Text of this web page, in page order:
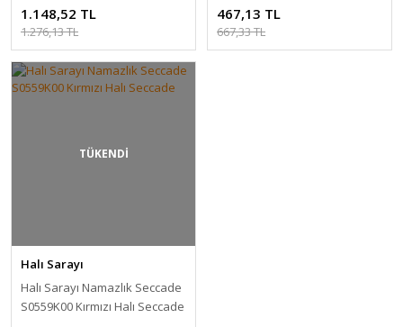
1.148,52 TL
1.276,13 TL
467,13 TL
667,33 TL
TÜKENDİ
Halı Sarayı
Halı Sarayı Namazlık Seccade
S0559K00 Kırmızı Halı Seccade